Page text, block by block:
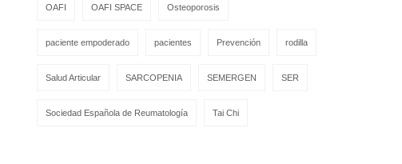
OAFI OAFI SPACE Osteoporosis
paciente empoderado pacientes Prevención rodilla
Salud Articular SARCOPENIA SEMERGEN SER
Sociedad Española de Reumatología Tai Chi